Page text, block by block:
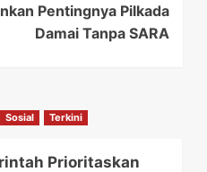
Pentingnya Pilkada
Damai Tanpa SARA
Sosial Terkini
Prioritaskan